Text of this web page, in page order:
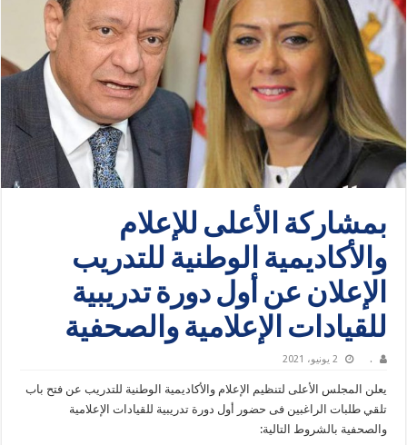
بمشاركة الأعلى للإعلام
والأكاديمية الوطنية للتدريب
الإعلان عن أول دورة تدريبية
للقيادات الإعلامية والصحفية
. 2 يونيو، 2021
يعلن المجلس الأعلى لتنظيم الإعلام والأكاديمية الوطنية للتدريب عن فتح باب
تلقي طلبات الراغبين فى حضور أول دورة تدريبية للقيادات الإعلامية
والصحفية بالشروط التالية: